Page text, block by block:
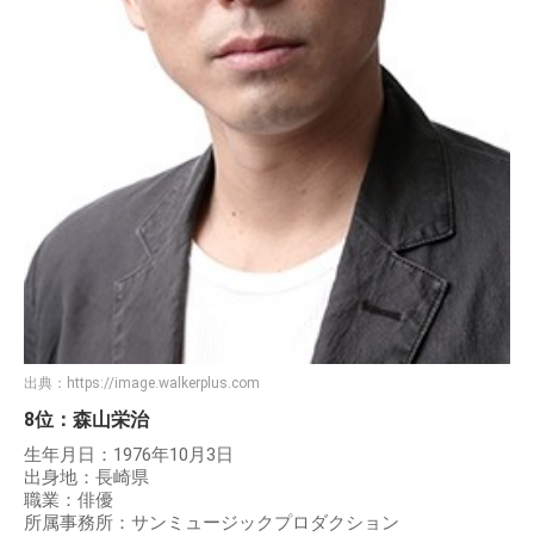
出典： https://image.walkerplus.com
8位：森山栄治
生年月日：1976年10月3日
出身地：長崎県
職業：俳優
所属事務所：サンミュージックプロダクション